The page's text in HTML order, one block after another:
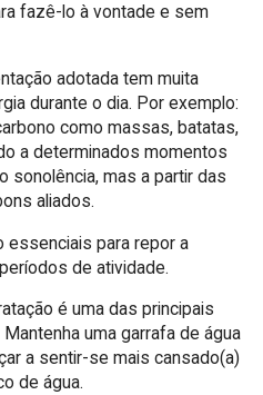
fazê-lo à vontade e sem
adotada tem muita
durante o dia. Por exemplo:
como massas, batatas,
a determinados momentos
sonolência, mas a partir das
aliados.
essenciais para repor a
de atividade.
é uma das principais
uma garrafa de água
a sentir-se mais cansado(a)
de água.